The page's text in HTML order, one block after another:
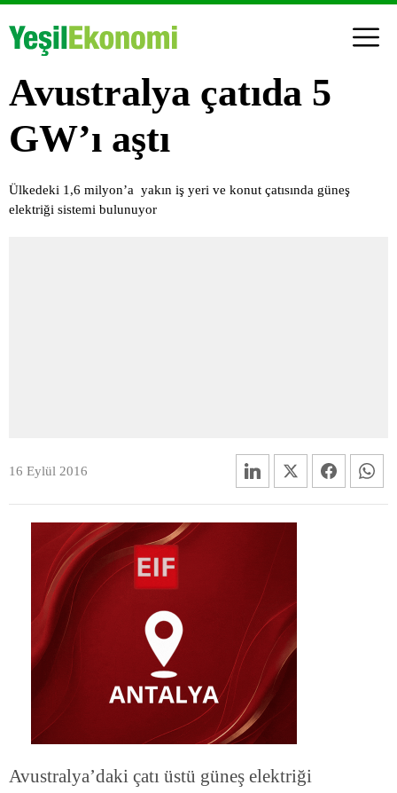
Avustralya çatıda 5
GW’ı aştı
Ülkedeki 1,6 milyon’a yakın iş yeri ve konut çatısında güneş
elektriği sistemi bulunuyor
16 Eylül 2016
Avustralya’daki çatı üstü güneş elektriği